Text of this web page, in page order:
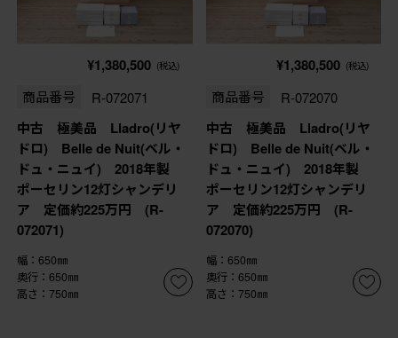
¥1,380,500 (税込)
商品番号 R-072071
中古 極美品 Lladro(リヤ
ドロ) Belle de Nuit(ベル・
ドュ・ニュイ) 2018年製
ポーセリン12灯シャンデリ
ア 定価約225万円 (R-
072071)
幅：650㎜
奥行：650㎜
高さ：750㎜
¥1,380,500 (税込)
商品番号 R-072070
中古 極美品 Lladro(リヤ
ドロ) Belle de Nuit(ベル・
ドュ・ニュイ) 2018年製
ポーセリン12灯シャンデリ
ア 定価約225万円 (R-
072070)
幅：650㎜
奥行：650㎜
高さ：750㎜